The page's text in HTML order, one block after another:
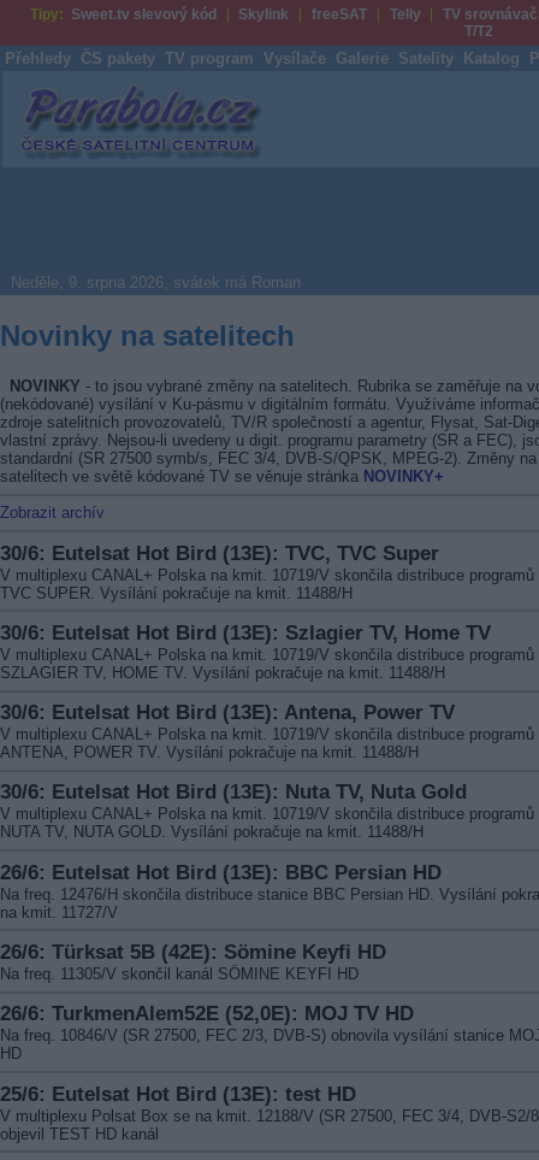
Tipy: Sweet.tv slevový kód Skylink freeSAT Telly
TV srovnávač
T/T2
Přehledy ČS pakety TV program Vysílače Galerie Satelity Katalog
Parabola.cz
Neděle, 9. srpna 2026, svátek má Roman
Novinky na satelitech
NOVINKY - to jsou vybrané změny na satelitech. Rubrika se zaměřuje na
(nekódované) vysílání v Ku-pásmu v digitálním formátu. Využíváme
zdroje satelitních provozovatelů, TV/R společností a agentur, Flysat, Sat-
vlastní zprávy. Nejsou-li uvedeny u digit. programu parametry (SR a FEC),
standardní (SR 27500 symb/s, FEC 3/4, DVB-S/QPSK, MPEG-2). Změny na
satelitech ve světě kódované TV se věnuje stránka NOVINKY+
Zobrazit archív
30/6: Eutelsat Hot Bird (13E): TVC, TVC Super
V multiplexu CANAL+ Polska na kmit. 10719/V skončila distribuce programů
TVC SUPER. Vysílání pokračuje na kmit. 11488/H
30/6: Eutelsat Hot Bird (13E): Szlagier TV, Home TV
V multiplexu CANAL+ Polska na kmit. 10719/V skončila distribuce programů
SZLAGIER TV, HOME TV. Vysílání pokračuje na kmit. 11488/H
30/6: Eutelsat Hot Bird (13E): Antena, Power TV
V multiplexu CANAL+ Polska na kmit. 10719/V skončila distribuce programů
ANTENA, POWER TV. Vysílání pokračuje na kmit. 11488/H
30/6: Eutelsat Hot Bird (13E): Nuta TV, Nuta Gold
V multiplexu CANAL+ Polska na kmit. 10719/V skončila distribuce programů
NUTA TV, NUTA GOLD. Vysílání pokračuje na kmit. 11488/H
26/6: Eutelsat Hot Bird (13E): BBC Persian HD
Na freq. 12476/H skončila distribuce stanice BBC Persian HD. Vysílání
na kmit. 11727/V
26/6: Türksat 5B (42E): Sömine Keyfi HD
Na freq. 11305/V skončil kanál SÖMINE KEYFI HD
26/6: TurkmenAlem52E (52,0E): MOJ TV HD
Na freq. 10846/V (SR 27500, FEC 2/3, DVB-S) obnovila vysílání stanice
HD
25/6: Eutelsat Hot Bird (13E): test HD
V multiplexu Polsat Box se na kmit. 12188/V (SR 27500, FEC 3/4, DVB-S2/
objevil TEST HD kanál